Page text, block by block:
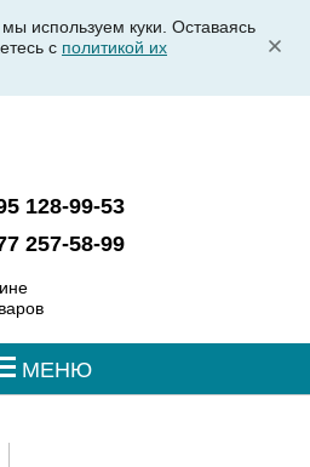
используем куки. Оставаясь
с политикой их
128-99-53
257-58-99
МЕНЮ